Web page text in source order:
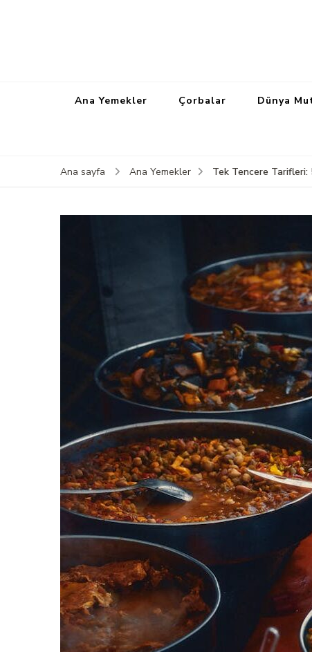
Ana Yemekler Çorbalar Dünya
Ana sayfa Ana Yemekler Tek Tencere Tarifleri: